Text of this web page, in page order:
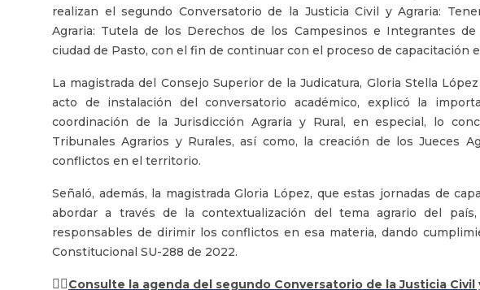
realizan el segundo Conversatorio de la Justicia Civil y Agraria:
Agraria: Tutela de los Derechos de los Campesinos e Integrantes
ciudad de Pasto, con el fin de continuar con el proceso de capacitación
La magistrada del Consejo Superior de la Judicatura, Gloria Stella
acto de instalación del conversatorio académico, explicó la
coordinación de la Jurisdicción Agraria y Rural, en especial, lo
Tribunales Agrarios y Rurales, así como, la creación de los Jueces
conflictos en el territorio.
Señaló, además, la magistrada Gloria López, que estas jornadas de
abordar a través de la contextualización del tema agrario del
responsables de dirimir los conflictos en esa materia, dando
Constitucional SU-288 de 2022.
👉🏽Consulte la agenda del segundo Conversatorio de la Justicia Civil